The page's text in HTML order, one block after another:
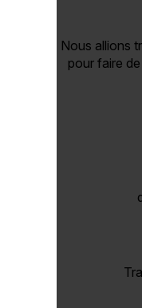
Nous allions
pour faire